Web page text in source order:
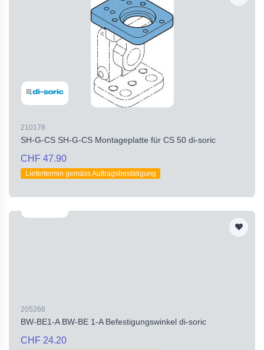
210178
SH-G-CS SH-G-CS Montageplatte für CS 50 di-soric
CHF 47.90
Liefertermin gemäss Auftragsbestätigung
205266
BW-BE1-A BW-BE 1-A Befestigungswinkel di-soric
CHF 24.20